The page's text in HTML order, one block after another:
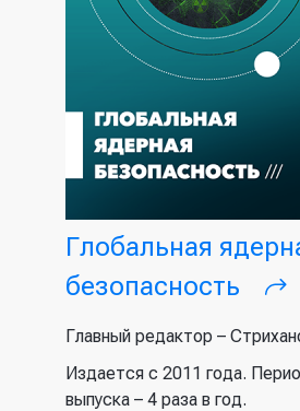
Глобальная
безопасность
Главный редактор –
Издается с 2011 года.
выпуска – 4 раза в год.